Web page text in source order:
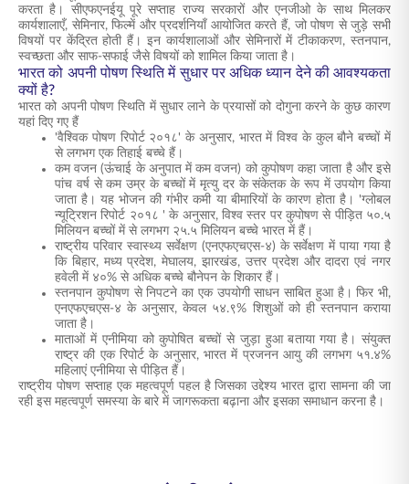
करता है। सीएफएनईयू पूरे सप्ताह राज्य सरकारों और एनजीओ के साथ मिलकर
कार्यशालाएँ, सेमिनार, फिल्में और प्रदर्शनियाँ आयोजित करते हैं, जो पोषण से जुड़े सभी
विषयों पर केंद्रित होती हैं। इन कार्यशालाओं और सेमिनारों में टीकाकरण, स्तनपान,
स्वच्छता और साफ-सफाई जैसे विषयों को शामिल किया जाता है।
भारत को अपनी पोषण स्थिति में सुधार पर अधिक ध्यान देने की आवश्यकता
क्यों है?
भारत को अपनी पोषण स्थिति में सुधार लाने के प्रयासों को दोगुना करने के कुछ कारण
यहां दिए गए हैं
'वैश्विक पोषण रिपोर्ट २०१८' के अनुसार, भारत में विश्व के कुल बौने बच्चों में
से लगभग एक तिहाई बच्चे हैं।
कम वजन (ऊंचाई के अनुपात में कम वजन) को कुपोषण कहा जाता है और इसे
पांच वर्ष से कम उम्र के बच्चों में मृत्यु दर के संकेतक के रूप में उपयोग किया
जाता है। यह भोजन की गंभीर कमी या बीमारियों के कारण होता है। 'ग्लोबल
न्यूट्रिशन रिपोर्ट २०१८ ' के अनुसार, विश्व स्तर पर कुपोषण से पीड़ित ५०.५
मिलियन बच्चों में से लगभग २५.५ मिलियन बच्चे भारत में हैं।
राष्ट्रीय परिवार स्वास्थ्य सर्वेक्षण (एनएफएचएस-४) के सर्वेक्षण में पाया गया है
कि बिहार, मध्य प्रदेश, मेघालय, झारखंड, उत्तर प्रदेश और दादरा एवं नगर
हवेली में ४०% से अधिक बच्चे बौनेपन के शिकार हैं।
स्तनपान कुपोषण से निपटने का एक उपयोगी साधन साबित हुआ है। फिर भी,
एनएफएचएस-४ के अनुसार, केवल ५४.९% शिशुओं को ही स्तनपान कराया
जाता है।
माताओं में एनीमिया को कुपोषित बच्चों से जुड़ा हुआ बताया गया है। संयुक्त
राष्ट्र की एक रिपोर्ट के अनुसार, भारत में प्रजनन आयु की लगभग ५१.४%
महिलाएं एनीमिया से पीड़ित हैं।
राष्ट्रीय पोषण सप्ताह एक महत्वपूर्ण पहल है जिसका उद्देश्य भारत द्वारा सामना की जा
रही इस महत्वपूर्ण समस्या के बारे में जागरूकता बढ़ाना और इसका समाधान करना है।